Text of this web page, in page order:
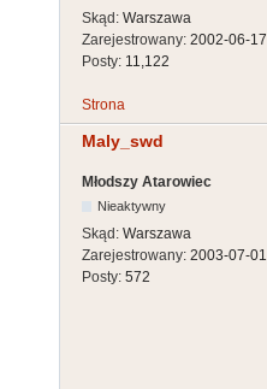
Skąd: Warszawa
Zarejestrowany: 2002-06-17
Posty: 11,122
Strona
Maly_swd
Młodszy Atarowiec
Nieaktywny
Skąd: Warszawa
Zarejestrowany: 2003-07-01
Posty: 572